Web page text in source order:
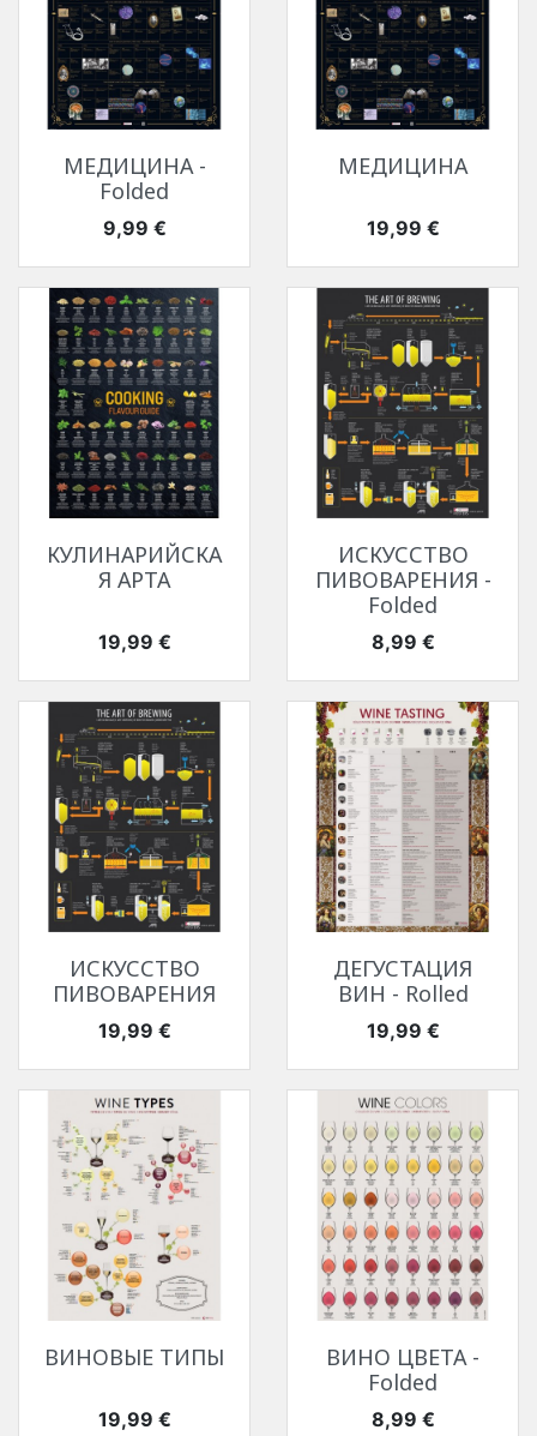
МЕДИЦИНА -
Folded
Цена
9,99 €
МЕДИЦИНА
Цена
19,99 €
КУЛИНАРИЙСКА
Я АРТА
Цена
19,99 €
ИСКУССТВО
ПИВОВАРЕНИЯ -
Folded
Цена
8,99 €
ИСКУССТВО
ПИВОВАРЕНИЯ
Цена
19,99 €
ДЕГУСТАЦИЯ
ВИН - Rolled
Цена
19,99 €
ВИНОВЫЕ ТИПЫ
Цена
19,99 €
ВИНО ЦВЕТА -
Folded
Цена
8,99 €